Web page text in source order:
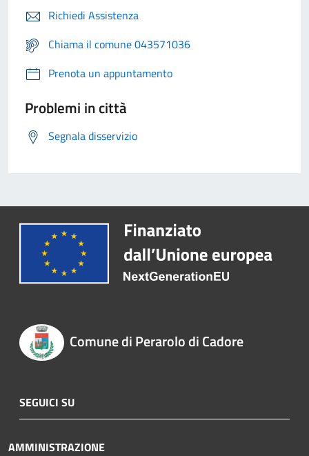
Richiedi Assistenza
Chiama il comune 043571036
Prenota un appuntamento
Problemi in città
Segnala disservizio
Comune di Perarolo di Cadore
SEGUICI SU
AMMINISTRAZIONE